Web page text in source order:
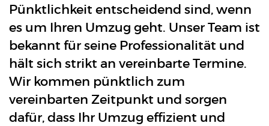
Pünktlichkeit entscheidend sind, wenn
es um Ihren Umzug geht. Unser Team ist
bekannt für seine Professionalität und
hält sich strikt an vereinbarte Termine.
Wir kommen pünktlich zum
vereinbarten Zeitpunkt und sorgen
dafür, dass Ihr Umzug effizient und